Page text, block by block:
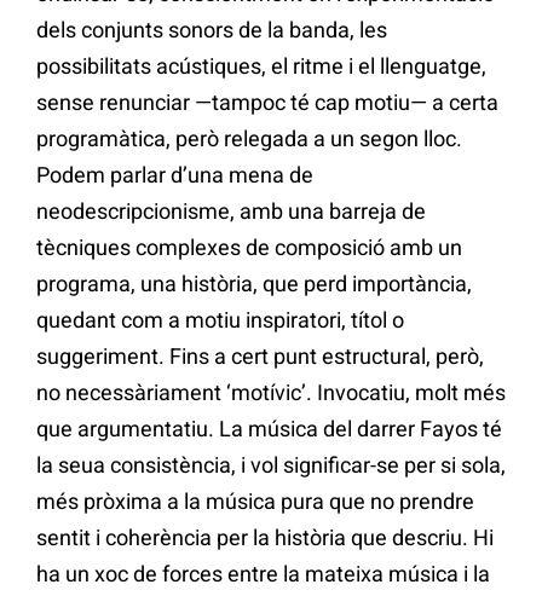
dels conjunts sonors de la banda, les
possibilitats acústiques, el ritme i el llenguatge,
sense renunciar —tampoc té cap motiu— a certa
programàtica, però relegada a un segon lloc.
Podem parlar d’una mena de
neodescripcionisme, amb una barreja de
tècniques complexes de composició amb un
programa, una història, que perd importància,
quedant com a motiu inspiratori, títol o
suggeriment. Fins a cert punt estructural, però,
no necessàriament ‘motívic’. Invocatiu, molt més
que argumentatiu. La música del darrer Fayos té
la seua consistència, i vol significar-se per si sola,
més pròxima a la música pura que no prendre
sentit i coherència per la història que descriu. Hi
ha un xoc de forces entre la mateixa música i la